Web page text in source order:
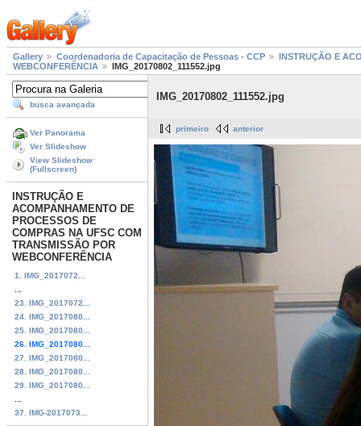
Gallery Coordenadoria de Capacitação de Pessoas - CCP
INSTRUÇÃO E
WEBCONFERÊNCIA
IMG_20170802_111552.jpg
busca avançada
Ver Panorama
Ver Slideshow
View Slideshow
(Fullscreen)
INSTRUÇÃO E
ACOMPANHAMENTO DE
PROCESSOS DE
COMPRAS NA UFSC COM
TRANSMISSÃO POR
WEBCONFERÊNCIA
1. IMG_2017072...
23. IMG_2017072...
24. IMG_2017080...
25. IMG_2017080...
26. IMG_2017080...
27. IMG_2017080...
28. IMG_2017080...
29. IMG_2017080...
37. IMG-2017073...
IMG_20170802_111552.jpg
primeiro anterior